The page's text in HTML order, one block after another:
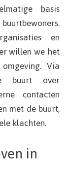
basis
en
willen we het
Via
buurt over
contacten
met de buurt,
klachten.
in